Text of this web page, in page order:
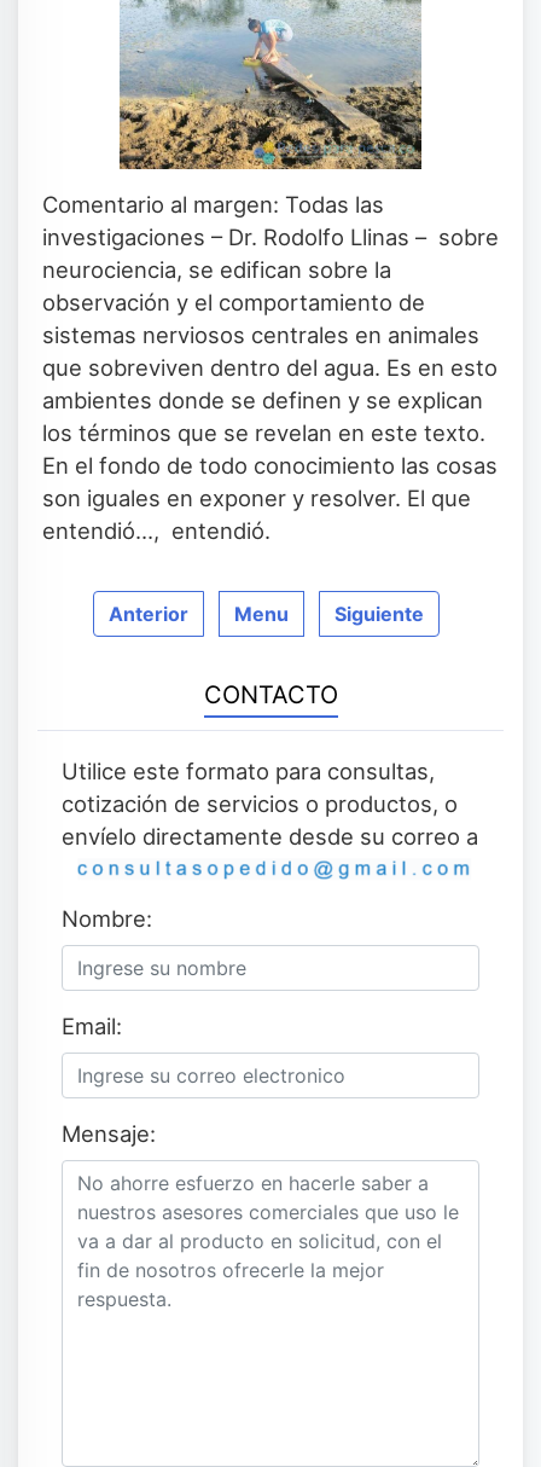
Comentario al margen: Todas las
investigaciones – Dr. Rodolfo Llinas – sobre
neurociencia, se edifican sobre la
observación y el comportamiento de
sistemas nerviosos centrales en animales
que sobreviven dentro del agua. Es en esto
ambientes donde se definen y se explican
los términos que se revelan en este texto.
En el fondo de todo conocimiento las cosas
son iguales en exponer y resolver. El que
entendió…, entendió.
Anterior Menu Siguiente
CONTACTO
Utilice este formato para consultas,
cotización de servicios o productos, o
envíelo directamente desde su correo a
Nombre:
Email:
Mensaje: